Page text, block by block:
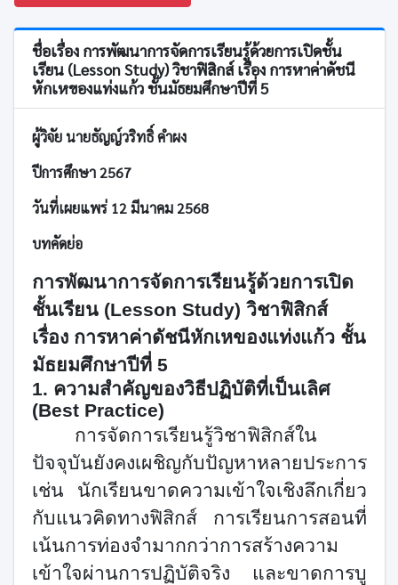
ชื่อเรื่อง การพัฒนาการจัดการเรียนรู้ด้วยการเปิดชั้น
เรียน (Lesson Study) วิชาฟิสิกส์ เรื่อง การหาค่าดัชนี
หักเหของแท่งแก้ว ชั้นมัธยมศึกษาปีที่ 5
ผู้วิจัย นายธัญญ์วริทธิ์ คำผง
ปีการศึกษา 2567
วันที่เผยแพร่ 12 มีนาคม 2568
บทคัดย่อ
การพัฒนาการจัดการเรียนรู้ด้วยการเปิด
ชั้นเรียน (Lesson Study) วิชาฟิสิกส์
เรื่อง การหาค่าดัชนีหักเหของแท่งแก้ว ชั้น
มัธยมศึกษาปีที่ 5
1. ความสำคัญของวิธีปฏิบัติที่เป็นเลิศ
(Best Practice)
การจัดการเรียนรู้วิชาฟิสิกส์ใน
ปัจจุบันยังคงเผชิญกับปัญหาหลายประการ
เช่น นักเรียนขาดความเข้าใจเชิงลึกเกี่ยว
กับแนวคิดทางฟิสิกส์ การเรียนการสอนที่
เน้นการท่องจำมากกว่าการสร้างความ
เข้าใจผ่านการปฏิบัติจริง และขาดการบู